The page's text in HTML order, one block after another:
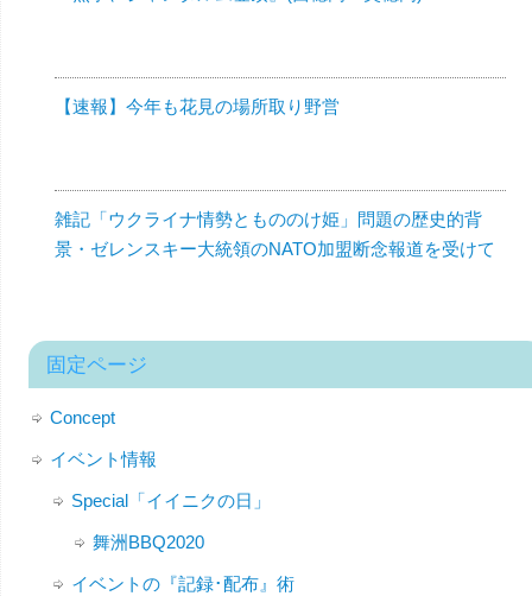
【速報】今年も花見の場所取り野営
雑記「ウクライナ情勢ともののけ姫」問題の歴史的背
景・ゼレンスキー大統領のNATO加盟断念報道を受けて
固定ページ
Concept
イベント情報
Special「イイニクの日」
舞洲BBQ2020
イベントの『記録･配布』術